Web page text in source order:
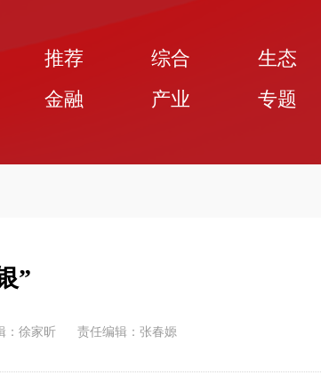
推荐 综合 生态
金融
产业 专题
”
：徐家昕 责任编辑：张春嫄